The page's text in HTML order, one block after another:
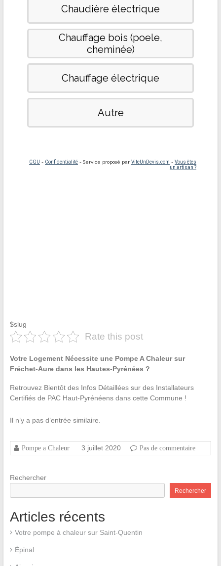
$slug
Rate this post
Votre Logement Nécessite une Pompe A Chaleur sur
Fréchet-Aure dans les Hautes-Pyrénées ?
Retrouvez Bientôt des Infos Détaillées sur des Installateurs
Certifiés de PAC Haut-Pyrénéens dans cette Commune !
Il n’y a pas d’entrée similaire.
Pompe a Chaleur 3 juillet 2020 Pas de commentaire
Rechercher
Rechercher
Articles récents
Votre pompe à chaleur sur Saint-Quentin
Épinal